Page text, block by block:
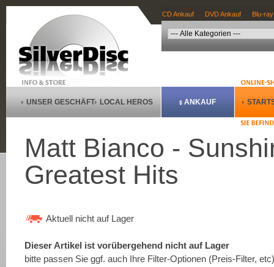
CD Ankauf DVD Ankauf Blu-
UNSER GESCHÄFT LOCAL HEROS ANKAUF
Matt Bianco -
Greatest Hits
Aktuell nicht auf Lager
Dieser Artikel ist vorübergehend nicht auf Lager
bitte passen Sie ggf. auch Ihre Filter-Optionen (Preis-Filter,